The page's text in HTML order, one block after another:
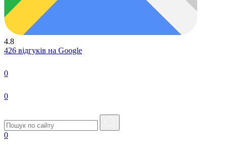
4.8
426 відгуків на Google
0
0
0